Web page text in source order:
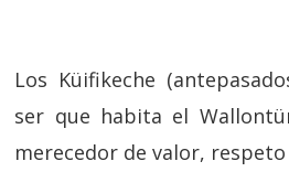
Los Küifikeche
ser que habita el
merecedor de valor,